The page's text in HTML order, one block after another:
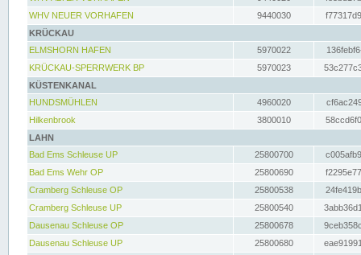
WHV NEUER VORHAFEN
9440030
KRÜCKAU
ELMSHORN HAFEN
5970022
KRÜCKAU-SPERRWERK BP
5970023
KÜSTENKANAL
HUNDSMÜHLEN
4960020
Hilkenbrook
3800010
LAHN
Bad Ems Schleuse UP
25800700
Bad Ems Wehr OP
25800690
Cramberg Schleuse OP
25800538
Cramberg Schleuse UP
25800540
Dausenau Schleuse OP
25800678
Dausenau Schleuse UP
25800680